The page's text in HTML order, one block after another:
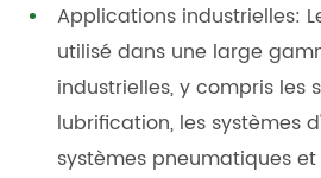
Applications industrielles:
utilisé dans une large
industrielles, y compris les
lubrification, les systèmes
systèmes pneumatiques